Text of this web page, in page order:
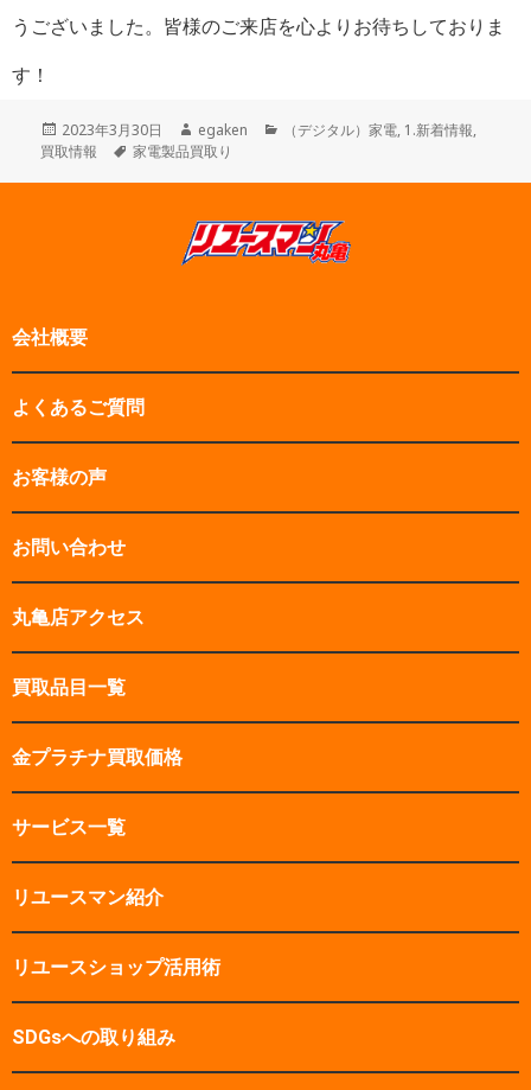
うございました。皆様のご来店を心よりお待ちしておりま
す！
投
稿
2023年3月30日
作
成
egaken
カ（デジタル）家電, 1.新着情報,
買取情報
タ
家電製品買取り
会社概要
よくあるご質問
お客様の声
お問い合わせ
丸亀店アクセス
買取品目一覧
金プラチナ買取価格
サービス一覧
リユースマン紹介
リユースショップ活用術
SDGsへの取り組み